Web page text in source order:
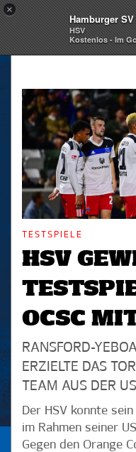
×
Hamburger SV
HSV
Kostenlos - Im
skip_navigation
TESTSPIELE
HSV
OCSC
RANSFORD-
ERZIELTE DAS
TEAM AUS DER
Der HSV konnte
im Rahmen seiner
Gegen den Orange